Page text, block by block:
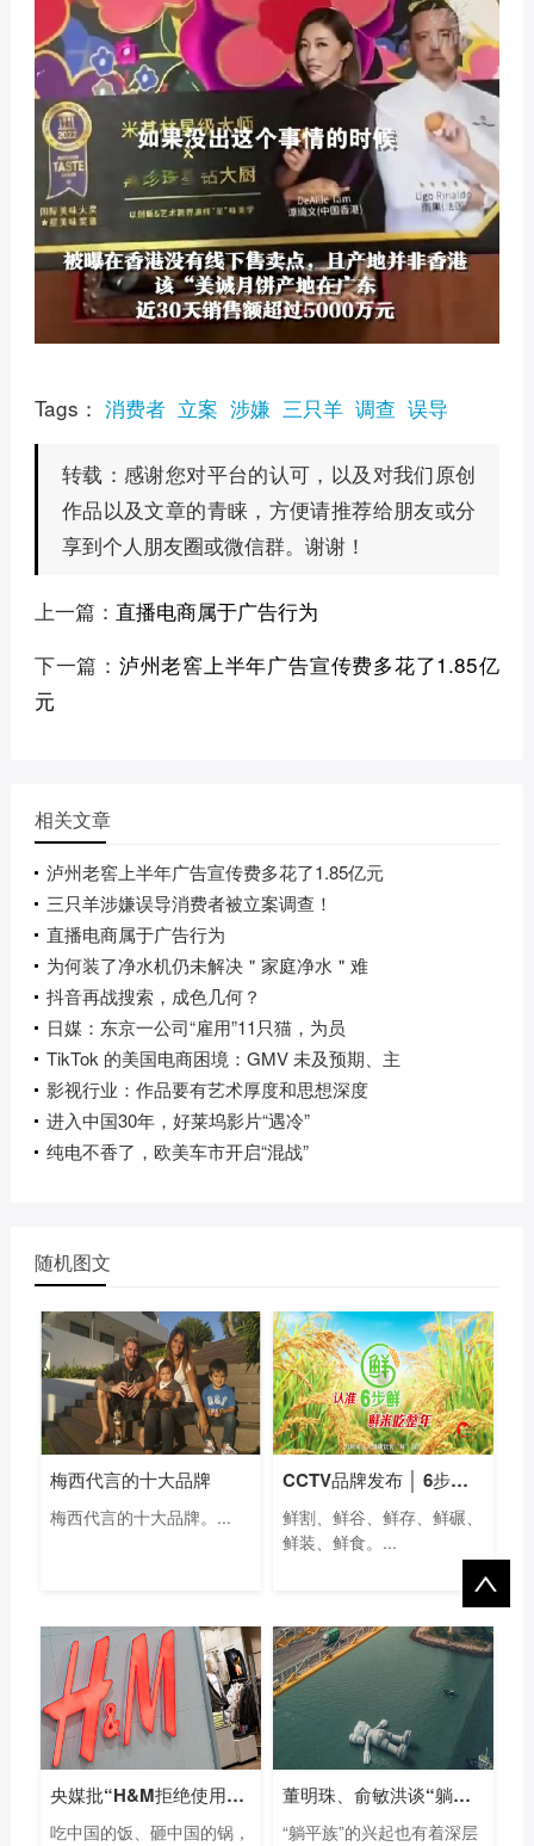
Tags： 消费者 立案 涉嫌 三只羊 调查 误导
转载： 感谢您对平台的认可，以及对我们原创
作品以及文章的青睐，方便请推荐给朋友或分
享到个人朋友圈或微信群。谢谢！
上一篇： 直播电商属于广告行为
下一篇： 泸州老窖上半年广告宣传费多花了1.85亿
元
相关文章
泸州老窖上半年广告宣传费多花了1.85亿元
三只羊涉嫌误导消费者被立案调查！
直播电商属于广告行为
为何装了净水机仍未解决＂家庭净水＂难
抖音再战搜索，成色几何？
日媒：东京一公司“雇用”11只猫，为员
TikTok 的美国电商困境：GMV 未及预期、主
影视行业：作品要有艺术厚度和思想深度
进入中国30年，好莱坞影片“遇冷”
纯电不香了，欧美车市开启“混战”
随机图文
梅西代言的十大品牌
梅西代言的十大品牌。...
CCTV品牌发布 │ 6步鲜米精控技术创新体系
鲜割、鲜谷、鲜存、鲜碾、
鲜装、鲜食。...
央媒批“H&M拒绝使用新疆棉花”：吃中
吃中国的饭、砸中国的锅，
董明珠、俞敏洪谈“躺平”、“内卷”：
“躺平族”的兴起也有着深层